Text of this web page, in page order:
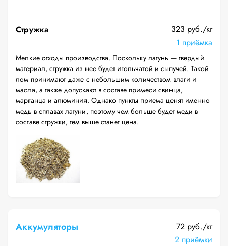
Стружка
323 руб./кг
1 приёмка
Мелкие отходы производства. Поскольку латунь — твердый
материал, стружка из нее будет игольчатой и сыпучей. Такой
лом принимают даже с небольшим количеством влаги и
масла, а также допускают в составе примеси свинца,
марганца и алюминия. Однако пункты приема ценят именно
медь в сплавах латуни, поэтому чем больше будет меди в
составе стружки, тем выше станет цена.
Аккумуляторы
72 руб./кг
2 приёмки